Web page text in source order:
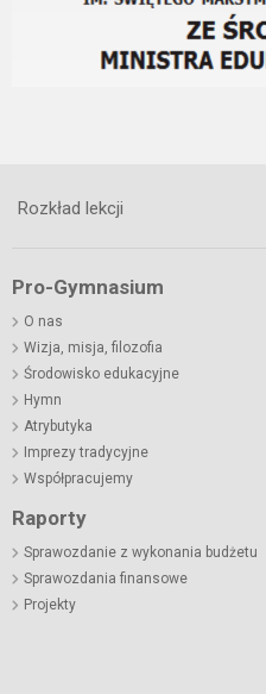
Rozkład lekcji
Pro-Gymnasium
O nas
Wizja, misja, filozofia
Środowisko edukacyjne
Hymn
Atrybutyka
Imprezy tradycyjne
Współpracujemy
Raporty
Sprawozdanie z wykonania budżetu
Sprawozdania finansowe
Projekty